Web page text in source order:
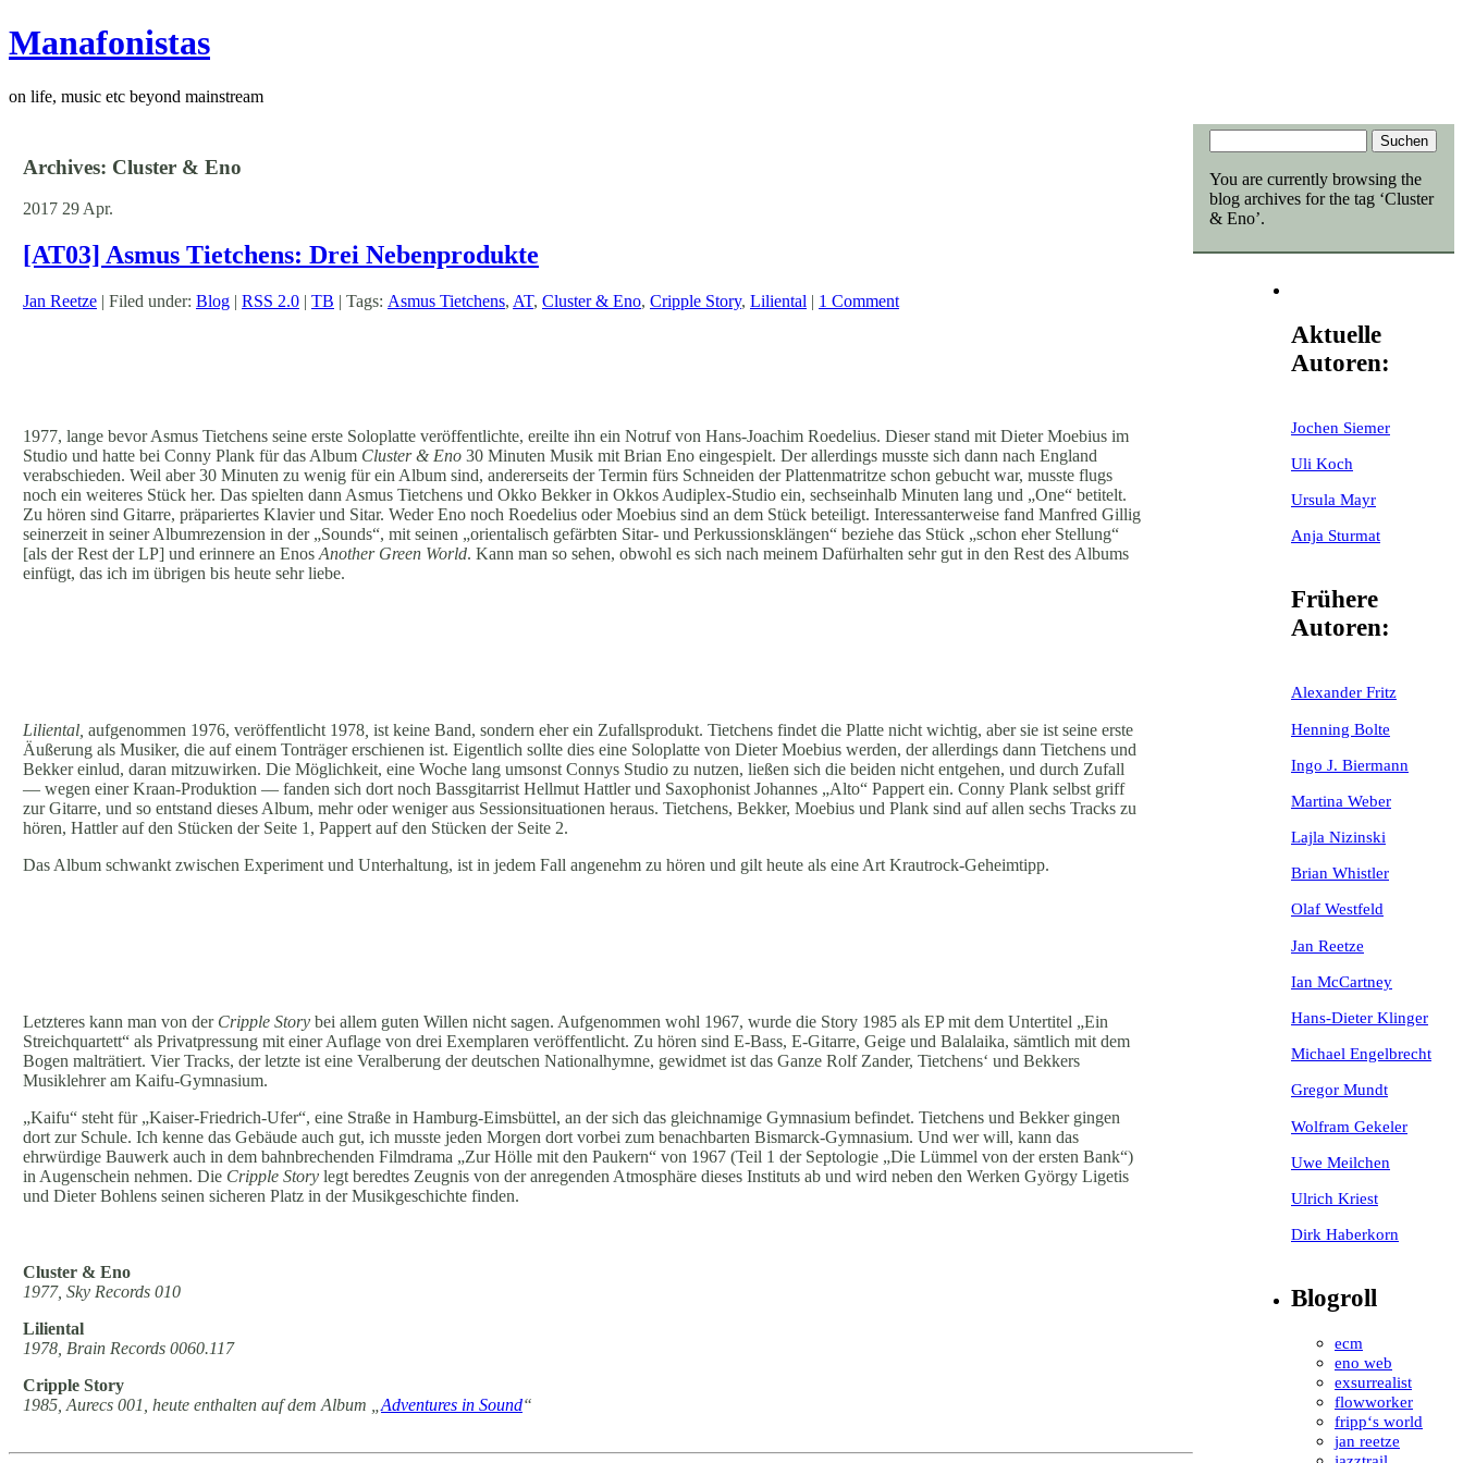
Manafonistas
on life, music etc beyond mainstream
You are currently browsing the
blog archives for the tag ‘Cluster
& Eno’.
Aktuelle
Autoren:
Jochen Siemer
Uli Koch
Ursula Mayr
Anja Sturmat
Frühere
Autoren:
Alexander Fritz
Henning Bolte
Ingo J. Biermann
Martina Weber
Lajla Nizinski
Brian Whistler
Olaf Westfeld
Jan Reetze
Ian McCartney
Hans-Dieter Klinger
Michael Engelbrecht
Gregor Mundt
Wolfram Gekeler
Uwe Meilchen
Ulrich Kriest
Dirk Haberkorn
Blogroll
ecm
eno web
exsurrealist
flowworker
fripp‘s world
jan reetze
Archives: Cluster & Eno
2017 29 Apr.
[AT03] Asmus Tietchens: Drei Nebenprodukte
Jan Reetze | Filed under: Blog | RSS 2.0 | TB | Tags: Asmus Tietchens, AT, Cluster & Eno, Cripple Story, Liliental | 1 Comment
1977, lange bevor Asmus Tietchens seine erste Soloplatte veröffentlichte, ereilte ihn ein Notruf von Hans-Joachim Roedelius. Dieser stand mit Dieter Moebius im
Studio und hatte bei Conny Plank für das Album Cluster & Eno 30 Minuten Musik mit Brian Eno eingespielt. Der allerdings musste sich dann nach England
verabschieden. Weil aber 30 Minuten zu wenig für ein Album sind, andererseits der Termin fürs Schneiden der Plattenmatritze schon gebucht war, musste flugs
noch ein weiteres Stück her. Das spielten dann Asmus Tietchens und Okko Bekker in Okkos Audiplex-Studio ein, sechseinhalb Minuten lang und „One“ betitelt.
Zu hören sind Gitarre, präpariertes Klavier und Sitar. Weder Eno noch Roedelius oder Moebius sind an dem Stück beteiligt. Interessanterweise fand Manfred Gillig
seinerzeit in seiner Albumrezension in der „Sounds“, mit seinen „orientalisch gefärbten Sitar- und Perkussionsklängen“ beziehe das Stück „schon eher Stellung“
[als der Rest der LP] und erinnere an Enos Another Green World. Kann man so sehen, obwohl es sich nach meinem Dafürhalten sehr gut in den Rest des Albums
einfügt, das ich im übrigen bis heute sehr liebe.
Liliental, aufgenommen 1976, veröffentlicht 1978 ist keine Band, sondern eher ein Zufallsprodukt. Tietchens findet die Platte nicht wichtig, aber sie ist seine erste
Äußerung als Musiker, die auf einem Tonträger erschienen ist. Eigentlich sollte dies eine Soloplatte von Dieter Moebius werden, der allerdings dann Tietchens und
Bekker einlud, daran mitzuwirken. Die Möglichkeit, eine Woche lang umsonst Connys Studio zu nutzen, ließen sich die beiden nicht entgehen, und durch Zufall
— wegen einer Kraan-Produktion — fanden sich dort noch Bassgitarrist Hellmut Hattler und Saxophonist Johannes „Alto“ Pappert ein. Conny Plank selbst griff
zur Gitarre, und so entstand dieses Album, mehr oder weniger aus Sessionsituationen heraus. Tietchens, Bekker, Moebius und Plank sind auf allen sechs Tracks zu
hören, Hattler auf den Stücken der Seite 1, Pappert auf den Stücken der Seite 2.
Das Album schwankt zwischen Experiment und Unterhaltung, ist in jedem Fall angenehm zu hören und gilt heute als eine Art Krautrock-Geheimtipp.
Letzteres kann man von der Cripple Story bei allem guten Willen nicht sagen. Aufgenommen wohl 1967, wurde die Story 1985 als EP mit dem Untertitel „Ein
Streichquartett“ als Privatpressung mit einer Auflage von drei Exemplaren veröffentlicht. Zu hören sind E-Bass, E-Gitarre, Geige und Balalaika, sämtlich mit dem
Bogen malträtiert. Vier Tracks, der letzte ist eine Veralberung der deutschen Nationalhymne, gewidmet ist das Ganze Rolf Zander, Tietchens‘ und Bekkers
Musiklehrer am Kaifu-Gymnasium.
„Kaifu“ steht für „Kaiser-Friedrich-Ufer“, eine Straße in Hamburg-Eimsbüttel, an der sich das gleichnamige Gymnasium befindet. Tietchens und Bekker gingen
dort zur Schule. Ich kenne das Gebäude auch gut, ich musste jeden Morgen dort vorbei zum benachbarten Bismarck-Gymnasium. Und wer will, kann das
ehrwürdige Bauwerk auch in dem bahnbrechenden Filmdrama „Zur Hölle mit den Paukern“ von 1967 (Teil 1 der Septologie „Die Lümmel von der ersten Bank“)
in Augenschein nehmen. Die Cripple Story legt beredtes Zeugnis von der anregenden Atmosphäre dieses Instituts ab und wird neben den Werken György Ligetis
und Dieter Bohlens seinen sicheren Platz in der Musikgeschichte finden.
Cluster & Eno
1977, Sky Records 010
Liliental
1978, Brain Records 0060.117
Cripple Story
1985, Aurecs 001, heute enthalten auf dem Album „ Adventures in Sound“